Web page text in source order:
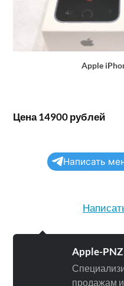
Apple
Цена 14900 рублей
Написать
Apple-PNZ
продажам